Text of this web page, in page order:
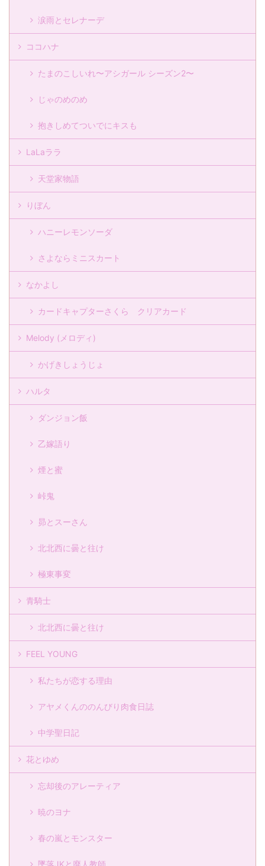
涙雨とセレナーデ
ココハナ
たまのこしいれ〜アシガール シーズン2〜
じゃのめのめ
抱きしめてついでにキスも
LaLaララ
天堂家物語
りぼん
ハニーレモンソーダ
さよならミニスカート
なかよし
カードキャプターさくら クリアカード
Melody (メロディ)
かげきしょうじょ
ハルタ
ダンジョン飯
乙嫁語り
煙と蜜
峠鬼
昴とスーさん
北北西に曇と往け
極東事変
青騎士
北北西に曇と往け
FEEL YOUNG
私たちが恋する理由
アヤメくんののんびり肉食日誌
中学聖日記
花とゆめ
忘却後のアレーティア
暁のヨナ
春の嵐とモンスター